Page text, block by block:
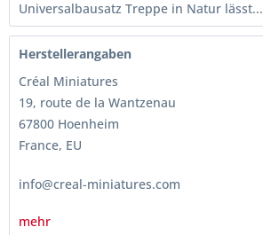
Universalbausatz Treppe in Natur lässt...
Herstellerangaben
Créal Miniatures
19, route de la Wantzenau
67800 Hoenheim
France, EU
info@creal-miniatures.com
mehr